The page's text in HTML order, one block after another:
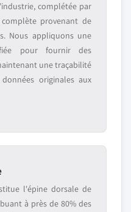
complétée par
provenant de
Nous appliquons une
pour fournir des
une traçabilité
originales aux
l'épine dorsale de
à près de 80% des